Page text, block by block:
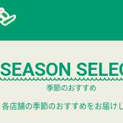
花と緑に囲まれた豊かな暮ら
SEASON
季節のおすすめ
各店舗の季節のおすすめをお届け